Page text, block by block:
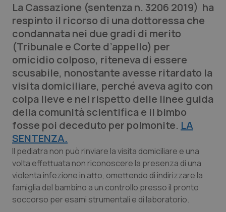
Edizioni Regionali
QS Pro
Professionisti Sanitari.AI
Abruzzo
Basilicata
Calabria
Campania
Emilia-Romagna
QS Pro Gold
Artrite & artrosi
Asma & BPCO
Car-T
Colesterolo & coronaropatie
QS Club Newsletter
La Cassazione (sentenza n. 3206 2019) ha
respinto il ricorso di una dottoressa che
condannata nei due gradi di merito
(Tribunale e Corte d’appello) per
omicidio colposo, riteneva di essere
scusabile, nonostante avesse ritardato la
visita domiciliare, perché aveva agito con
colpa lieve e nel rispetto delle linee guida
della comunità scientifica e il bimbo
fosse poi deceduto per polmonite. LA
SENTENZA.
Il pediatra non può rinviare la visita domiciliare e una
volta effettuata non riconoscere la presenza di una
violenta infezione in atto, omettendo di indirizzare la
famiglia del bambino a un controllo presso il pronto
soccorso per esami strumentali e di laboratorio.